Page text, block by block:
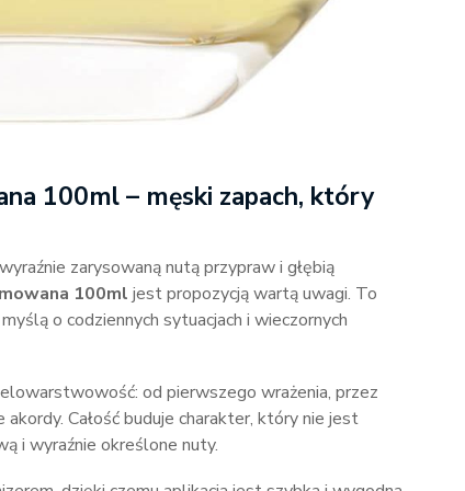
100ml – męski zapach, który
zarysowaną nutą przypraw i głębią
100ml jest propozycją wartą uwagi. To
o codziennych sytuacjach i wieczornych
od pierwszego wrażenia, przez
Całość buduje charakter, który nie jest
i wyraźnie określone nuty.